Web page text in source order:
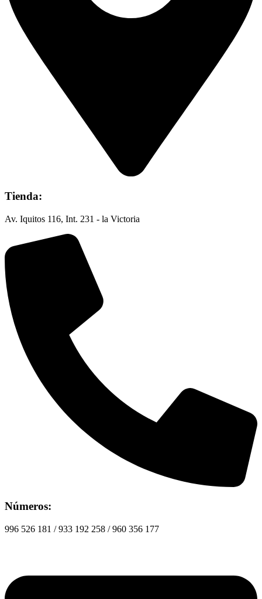
Tienda:
Av. Iquitos 116, Int. 231 - la Victoria
Números:
996 526 181 / 933 192 258 / 960 356 177